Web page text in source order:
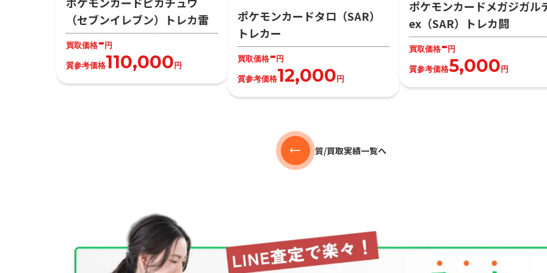
（セブンイレブン）トレカ雷
買取価格-円
質参考価格110,000円
ポケモンカードタロ（SAR）
トレカー
買取価格-円
質参考価格12,000円
ポケモンカードメガジガル
ex（SAR）トレカ闘
買取価格-円
質参考価格5,000円
質/買取実績一覧へ